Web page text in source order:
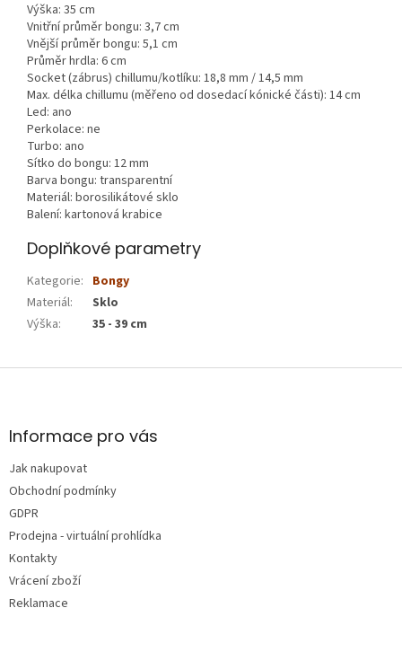
Výška: 35 cm
Vnitřní průměr bongu: 3,7 cm
Vnější průměr bongu: 5,1 cm
Průměr hrdla: 6 cm
Socket (zábrus) chillumu/kotlíku: 18,8 mm / 14,5 mm
Max. délka chillumu (měřeno od dosedací kónické části): 14 cm
Led: ano
Perkolace: ne
Turbo: ano
Sítko do bongu: 12 mm
Barva bongu: transparentní
Materiál: borosilikátové sklo
Balení: kartonová krabice
Doplňkové parametry
Kategorie: Bongy
Materiál:
Sklo
Výška: 35 - 39 cm
Z
aInformace pro vás
Jak nakupovat
Obchodní podmínky
GDPR
Prodejna - virtuální prohlídka
Kontakty
Vrácení zboží
Reklamace